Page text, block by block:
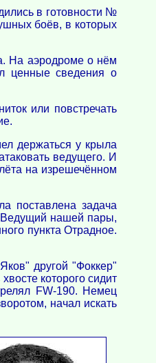
в готовности №
боёв, в которых
На аэродроме о нём
ценные сведения о
или повстречать
держаться у крыла
ведущего. И
на изрешечённом
поставлена задача
Ведущий нашей пары,
пункта Отрадное.
другой "Фоккер"
которого сидит
FW-190. Немец
начал искать